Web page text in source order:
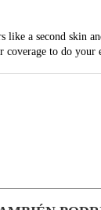
like a second skin
coverage to do